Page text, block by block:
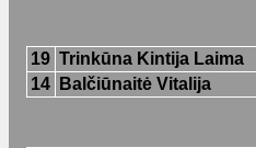
19 Trinkūna Kintija Laima
14
Balčiūnaitė Vitalija